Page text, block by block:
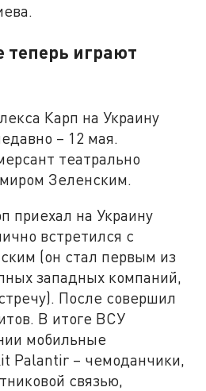
теперь играют
Карп на Украину
– 12 мая.
театрально
Зеленским.
приехал на Украину
встретился с
(он стал первым из
западных компаний,
После совершил
В итоге ВСУ
мобильные
Palantir – чемоданчики,
связью,